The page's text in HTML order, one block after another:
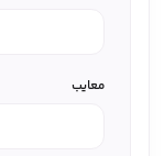
معایب